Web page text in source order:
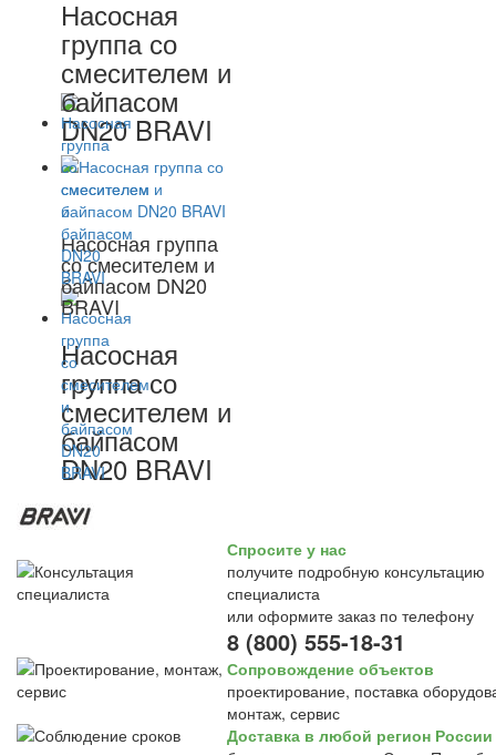
Насосная
группа со
смесителем и
байпасом
DN20 BRAVI
Насосная группа
со смесителем и
байпасом DN20
BRAVI
Насосная
группа со
смесителем и
байпасом
DN20 BRAVI
Спросите у нас
получите подробную консультацию
специалиста
или оформите заказ по телефону
8 (800) 555-18-31
Сопровождение объектов
проектирование, поставка
монтаж, сервис
Доставка в любой регион России